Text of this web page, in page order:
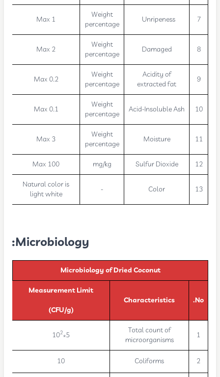
7
Unripeness
Weight
percentage
Max 1
8
Damaged
Weight
percentage
Max 2
9
Acidity of
extracted fat
Weight
percentage
Max 0.2
10
Acid-Insoluble Ash
Weight
percentage
Max 0.1
11
Moisture
Weight
percentage
Max 3
12
Sulfur Dioxide
mg/kg
Max 100
13
Color
-
Natural color is
light white
Microbiology:
Microbiology of Dried Coconut
No.
Characteristics
Measurement Limit
(CFU/g)
1
Total count of
microorganisms
5*10
2
2
Coliforms
10